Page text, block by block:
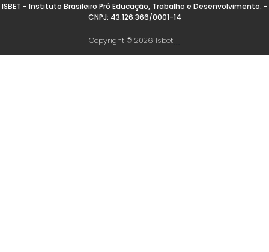
ISBET - Instituto Brasileiro Pró Educação, Trabalho e Desenvolvimento. -
CNPJ: 43.126.366/0001-14
Copyright © 2026 Isbet